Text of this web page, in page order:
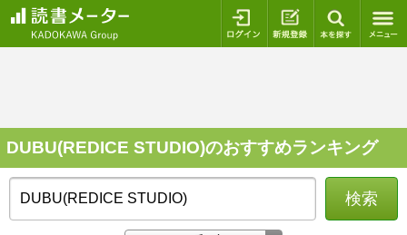
ログイン 新規登録
DUBU(REDICE STUDIO)のおすすめランキング
検索